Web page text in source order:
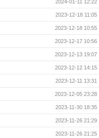
2024-01-11 12:22
2023-12-18 11:05
2023-12-18 10:55
2023-12-17 10:56
2023-12-13 19:07
2023-12-12 14:15
2023-12-11 13:31
2023-12-05 23:28
2023-11-30 18:35
2023-11-26 21:29
2023-11-26 21:25